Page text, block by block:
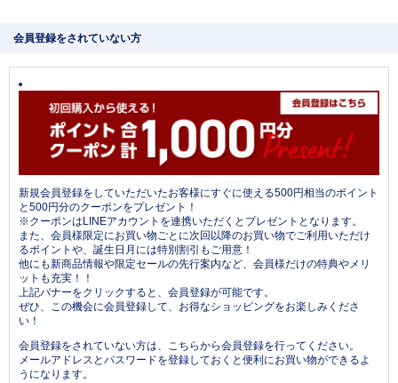
会員登録をされていない方
新規会員登録をしていただいたお客様にすぐに使える500円相当のポイント
と500円分のクーポンをプレゼント！
※クーポンはLINEアカウントを連携いただくとプレゼントとなります。
また、会員様限定にお買い物ごとに次回以降のお買い物でご利用いただけ
るポイントや、誕生日月には特別割引もご用意！
他にも新商品情報や限定セールの先行案内など、会員様だけの特典やメリ
ットも充実！！
上記バナーをクリックすると、会員登録が可能です。
ぜひ、この機会に会員登録して、お得なショッピングをお楽しみくださ
い！
会員登録をされていない方は、こちらから会員登録を行ってください。
メールアドレスとパスワードを登録しておくと便利にお買い物ができるよ
うになります。